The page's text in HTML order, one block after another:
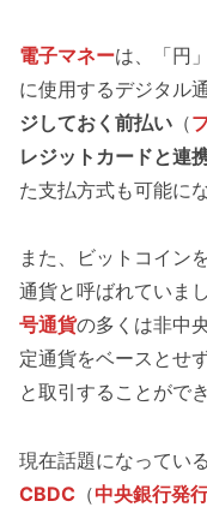
電子マネーは、「円
に使用するデジタル
ジしておく前払い （
レジットカードと連
た支払方式も可能に
また、ビットコイン
通貨と呼ばれていま
号通貨の多くは非中
定通貨をベースとせ
と取引することができ
現在話題になってい
CBDC （中央銀行発